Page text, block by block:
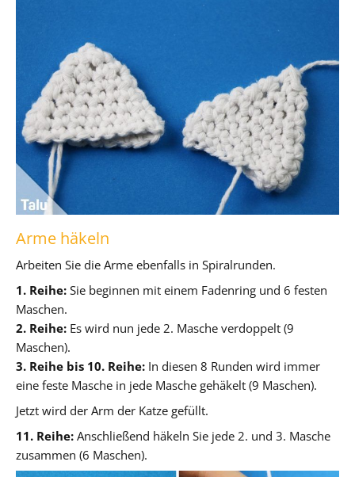
Arme häkeln
Arbeiten Sie die Arme ebenfalls in Spiralrunden.
1. Reihe: Sie beginnen mit einem Fadenring und 6 festen
Maschen.
2. Reihe: Es wird nun jede 2. Masche verdoppelt (9
Maschen).
3. Reihe bis 10. Reihe: In diesen 8 Runden wird immer
eine feste Masche in jede Masche gehäkelt (9 Maschen).
Jetzt wird der Arm der Katze gefüllt.
11. Reihe: Anschließend häkeln Sie jede 2. und 3. Masche
zusammen (6 Maschen).